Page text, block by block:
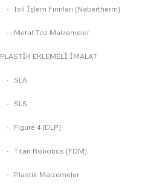
Isıl İşlem Fırınları (Nabertherm)
Metal Toz Malzemeler
PLASTİK EKLEMELİ İMALAT
SLA
SLS
Figure 4 (DLP)
Titan Robotics (FDM)
Plastik Malzemeler